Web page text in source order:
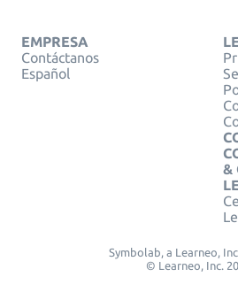
EMPRESA
Contáctanos
Español
&
Symbolab, a Learneo,
© Learneo, Inc.